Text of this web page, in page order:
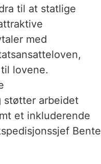
til at statlige
med
lovene.
støtter arbeidet
et inkluderende
Bente